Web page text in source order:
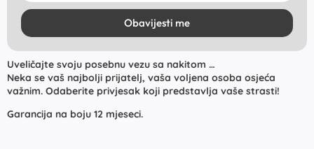
Obavijesti me
Uveličajte svoju posebnu vezu sa nakitom …
Neka se vaš najbolji prijatelj, vaša voljena osoba osjeća
važnim. Odaberite privjesak koji predstavlja vaše strasti!
Garancija na boju 12 mjeseci.